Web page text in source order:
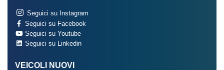
Seguici su Instagram
Seguici su Facebook
Seguici su Youtube
Seguici su Linkedin
VEICOLI NUOVI